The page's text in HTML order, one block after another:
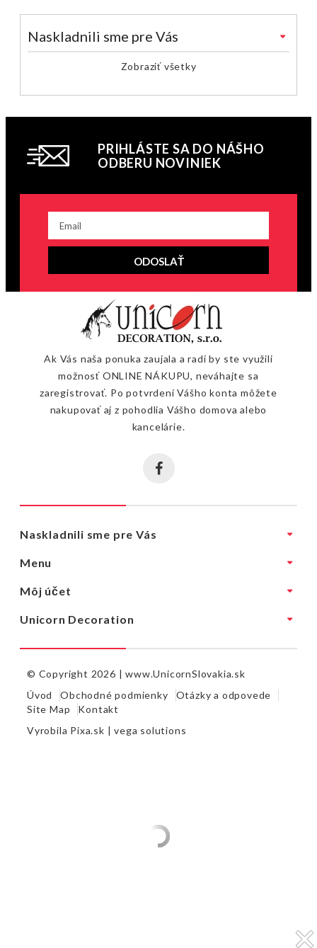
Naskladnili sme pre Vás
Zobraziť všetky
PRIHLÁSTE SA DO NÁŠHO
ODBERU NOVINIEK
ODOSLAŤ
Ak Vás naša ponuka zaujala a radi by ste využili
možnosť ONLINE NÁKUPU, neváhajte sa
zaregistrovať. Po potvrdení Vášho konta môžete
nakupovať aj z pohodlia Vášho domova alebo
kancelárie.
Naskladnili sme pre Vás
Menu
Môj účet
Unicorn Decoration
© Copyright 2026 |www.UnicornSlovakia.sk
Úvod
Obchodné podmienky
Otázky a odpovede
Site Map
Kontakt
Vyrobila Pixa.sk |vega solutions